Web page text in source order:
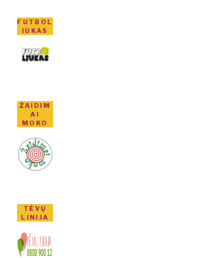
FUTBOL
IUKAS
ŽAIDIM
AI
MOKO
TĖVŲ
LINIJA